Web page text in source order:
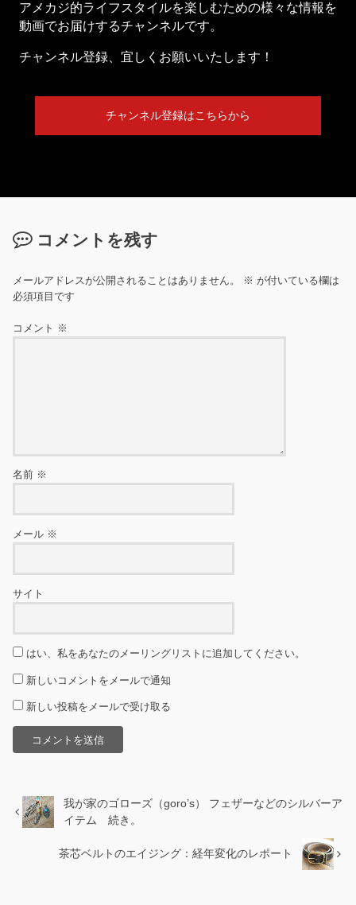
アメカジ的ライフスタイルを楽しむための様々な情報を
動画でお届けするチャンネルです。
チャンネル登録、宜しくお願いいたします！
チャンネル登録はこちらから
コメントを残す
メールアドレスが公開されることはありません。 ※ が付いている欄は
必須項目です
コメント ※
名前 ※
メール ※
サイト
はい、私をあなたのメーリングリストに追加してください。
新しいコメントをメールで通知
新しい投稿をメールで受け取る
我が家のゴローズ（goro’s） フェザーなどのシルバーア
イテム 続き。
茶芯ベルトのエイジング：経年変化のレポート